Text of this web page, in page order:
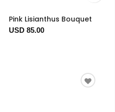
Pink Lisianthus Bouquet
USD 85.00